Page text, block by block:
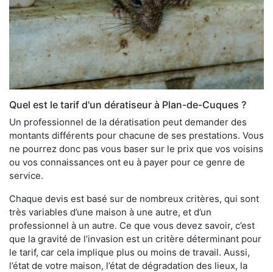
Quel est le tarif d'un dératiseur à Plan-de-Cuques ?
Un professionnel de la dératisation peut demander des
montants différents pour chacune de ses prestations. Vous
ne pourrez donc pas vous baser sur le prix que vos voisins
ou vos connaissances ont eu à payer pour ce genre de
service.
Chaque devis est basé sur de nombreux critères, qui sont
très variables d’une maison à une autre, et d’un
professionnel à un autre. Ce que vous devez savoir, c’est
que la gravité de l’invasion est un critère déterminant pour
le tarif, car cela implique plus ou moins de travail. Aussi,
l’état de votre maison, l’état de dégradation des lieux, la